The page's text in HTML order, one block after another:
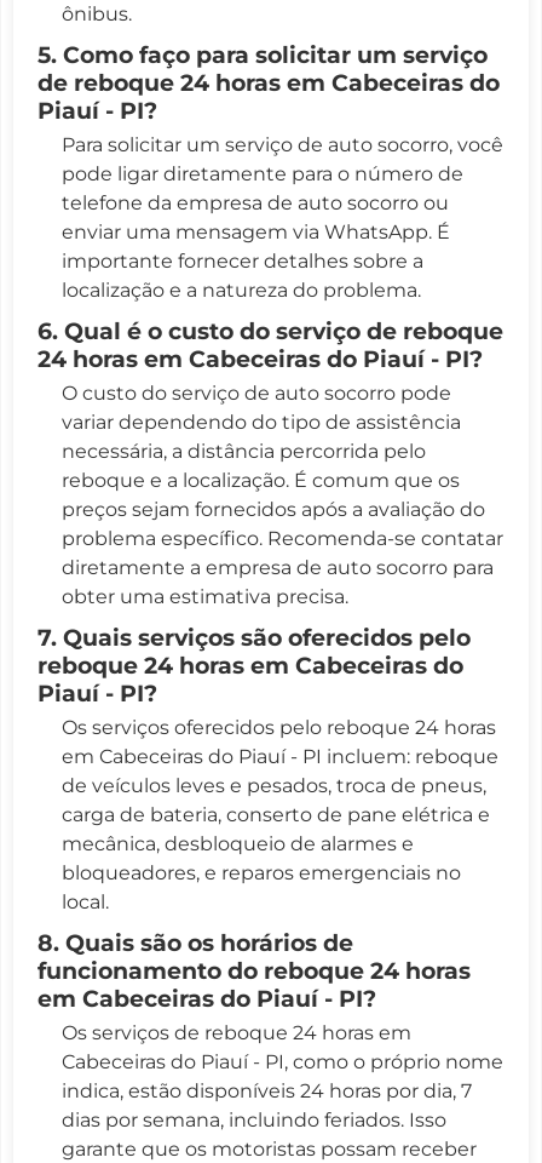
ônibus.
5. Como faço para solicitar um serviço
de reboque 24 horas em Cabeceiras do
Piauí - PI?
Para solicitar um serviço de auto socorro, você
pode ligar diretamente para o número de
telefone da empresa de auto socorro ou
enviar uma mensagem via WhatsApp. É
importante fornecer detalhes sobre a
localização e a natureza do problema.
6. Qual é o custo do serviço de reboque
24 horas em Cabeceiras do Piauí - PI?
O custo do serviço de auto socorro pode
variar dependendo do tipo de assistência
necessária, a distância percorrida pelo
reboque e a localização. É comum que os
preços sejam fornecidos após a avaliação do
problema específico. Recomenda-se contatar
diretamente a empresa de auto socorro para
obter uma estimativa precisa.
7. Quais serviços são oferecidos pelo
reboque 24 horas em Cabeceiras do
Piauí - PI?
Os serviços oferecidos pelo reboque 24 horas
em Cabeceiras do Piauí - PI incluem: reboque
de veículos leves e pesados, troca de pneus,
carga de bateria, conserto de pane elétrica e
mecânica, desbloqueio de alarmes e
bloqueadores, e reparos emergenciais no
local.
8. Quais são os horários de
funcionamento do reboque 24 horas
em Cabeceiras do Piauí - PI?
Os serviços de reboque 24 horas em
Cabeceiras do Piauí - PI, como o próprio nome
indica, estão disponíveis 24 horas por dia, 7
dias por semana, incluindo feriados. Isso
garante que os motoristas possam receber